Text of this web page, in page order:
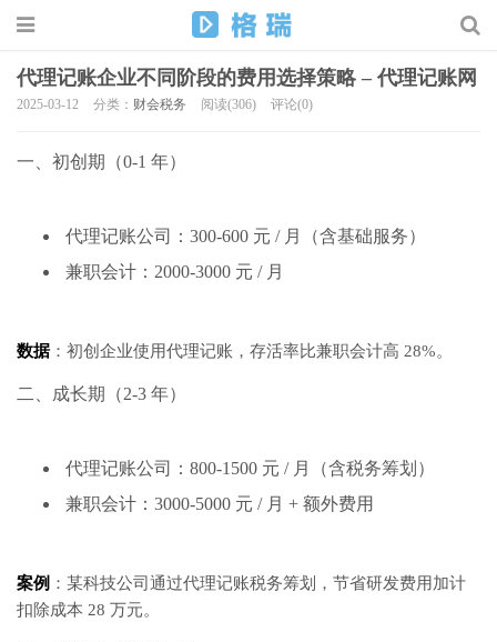
代理记账企业不同阶段的费用选择策略 – 代理记账网
2025-03-12 分类： 财会税务 阅读(306) 评论(0)
一、初创期（0-1 年）
代理记账公司：300-600 元 / 月（含基础服务）
兼职会计：2000-3000 元 / 月
数据 ：初创企业使用代理记账，存活率比兼职会计高 28%。
二、成长期（2-3 年）
代理记账公司：800-1500 元 / 月（含税务筹划）
兼职会计：3000-5000 元 / 月 + 额外费用
案例 ：某科技公司通过代理记账税务筹划，节省研发费用加计
扣除成本 28 万元。